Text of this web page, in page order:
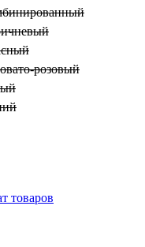
розовый
товаров